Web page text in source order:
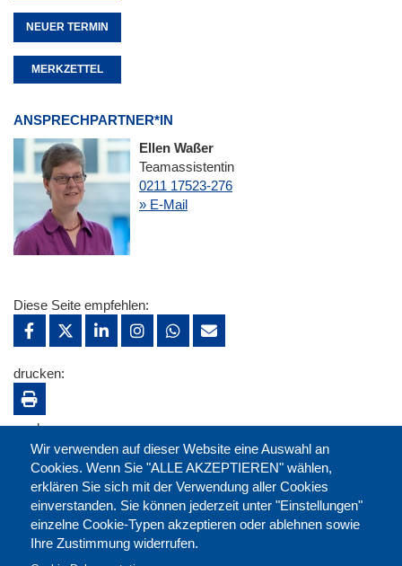
NEUER TERMIN
MERKZETTEL
ANSPRECHPARTNER*IN
Ellen Waßer
Teamassistentin
0211 17523-276
» E-Mail
Wir verwenden auf dieser Website eine Auswahl an
Cookies. Wenn Sie "ALLE AKZEPTIEREN" wählen,
erklären Sie sich mit der Verwendung aller Cookies
einverstanden. Sie können jederzeit unter "Einstellungen"
einzelne Cookie-Typen akzeptieren oder ablehnen sowie
Ihre Zustimmung widerrufen.
Diese Seite empfehlen:
drucken:
merken: